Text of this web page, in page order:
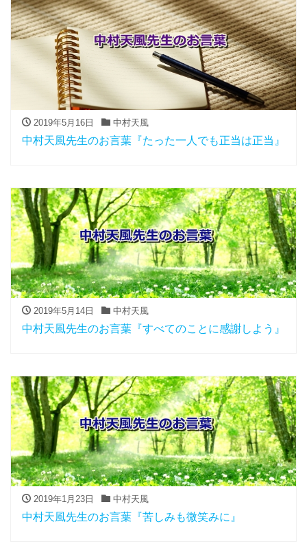
2019年5月16日 中村天風
中村天風先生のお言葉『たった一人でも正当は正当』
2019年5月14日 中村天風
中村天風先生のお言葉『すべてのことに感謝しよう』
2019年1月23日 中村天風
中村天風先生のお言葉『苦しみも微笑みに』